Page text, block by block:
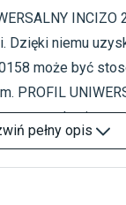
Dzięki niemu
może być
PROFIL
na
pełny opis